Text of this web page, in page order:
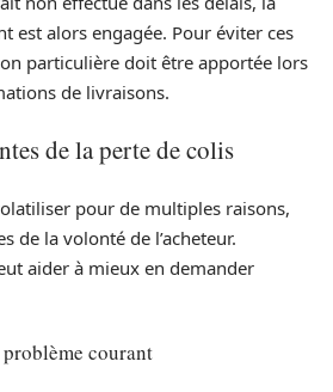
est alors engagée. Pour éviter ces
particulière doit être apportée lors
de livraisons.
de la perte de colis
pour de multiples raisons,
de la volonté de l’acheteur.
aider à mieux en demander
courant